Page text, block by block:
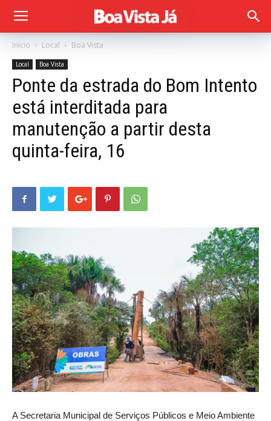
Início Local Boa Vista
Local Boa Vista
Ponte da estrada do Bom Intento
está interditada para
manutenção a partir desta
quinta-feira, 16
A Secretaria Municipal de Serviços Públicos e Meio Ambiente